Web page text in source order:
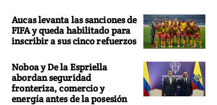
Aucas levanta las sanciones de
FIFA y queda habilitado para
inscribir a sus cinco refuerzos
Noboa y De la Espriella
abordan seguridad
fronteriza, comercio y
energía antes de la posesión